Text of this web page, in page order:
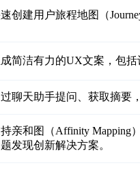
创建用户旅程地图（
简洁有力的UX文案，包括
聊天助手提问、获取摘要
亲和图（Affinity Mapping
发现创新解决方案。